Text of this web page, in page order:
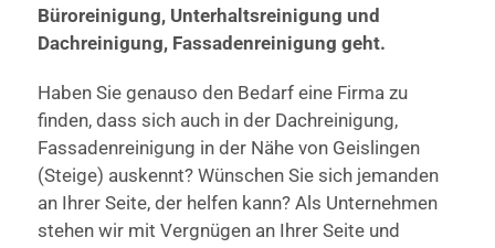
Büroreinigung, Unterhaltsreinigung und
Dachreinigung, Fassadenreinigung geht.
Haben Sie genauso den Bedarf eine Firma zu
finden, dass sich auch in der Dachreinigung,
Fassadenreinigung in der Nähe von Geislingen
(Steige) auskennt? Wünschen Sie sich jemanden
an Ihrer Seite, der helfen kann? Als Unternehmen
stehen wir mit Vergnügen an Ihrer Seite und